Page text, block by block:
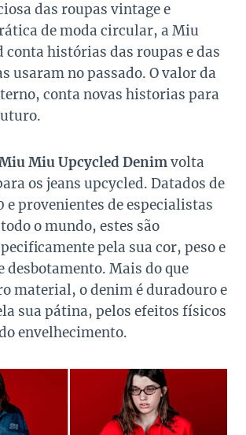
das roupas vintage e
de moda circular, a Miu
conta histórias das roupas e das
usaram no passado. O valor da
conta novas historias para
Miu Upcycled Denimvolta
os jeans upcycled. Datados de
e provenientes de especialistas
o mundo, estes são
pela sua cor, peso e
desbotamento. Mais do que
material, o denim é duradouro e
sua pátina, pelos efeitos físicos
envelhecimento.